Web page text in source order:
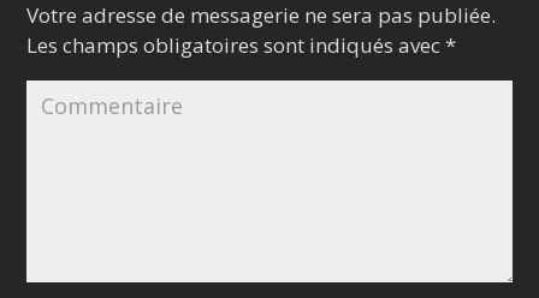
Votre adresse de messagerie ne sera pas publiée.
Les champs obligatoires sont indiqués avec*